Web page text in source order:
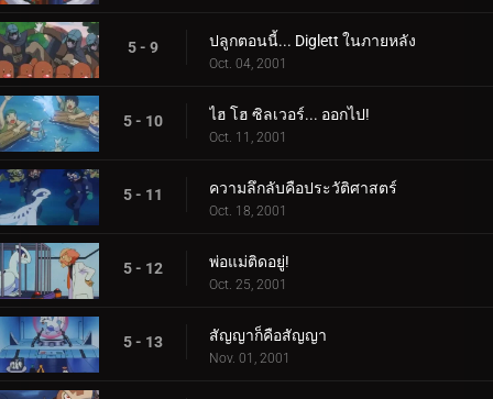
5 - 9 ปลูกตอนนี้... Diglett ในภายหลัง
Oct. 04, 2001
5 - 10 ไฮ โฮ ซิลเวอร์... ออกไป!
Oct. 11, 2001
5 - 11 ความลึกลับคือประวัติศาสตร์
Oct. 18, 2001
5 - 12 พ่อแม่ติดอยู่!
Oct. 25, 2001
5 - 13 สัญญาก็คือสัญญา
Nov. 01, 2001